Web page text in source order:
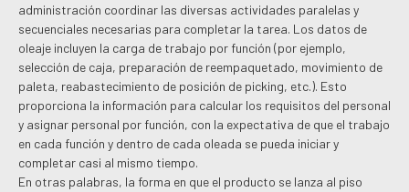
administración coordinar las diversas actividades paralelas y
secuenciales necesarias para completar la tarea. Los datos de
oleaje incluyen la carga de trabajo por función (por ejemplo,
selección de caja, preparación de reempaquetado, movimiento de
paleta, reabastecimiento de posición de picking, etc.). Esto
proporciona la información para calcular los requisitos del personal
y asignar personal por función, con la expectativa de que el trabajo
en cada función y dentro de cada oleada se pueda iniciar y
completar casi al mismo tiempo.
En otras palabras, la forma en que el producto se lanza al piso